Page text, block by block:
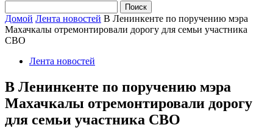
Домой Лента новостей В Ленинкенте по поручению мэра
Махачкалы отремонтировали дорогу для семьи участника
СВО
Лента новостей
В Ленинкенте по поручению мэра
Махачкалы отремонтировали дорогу
для семьи участника СВО